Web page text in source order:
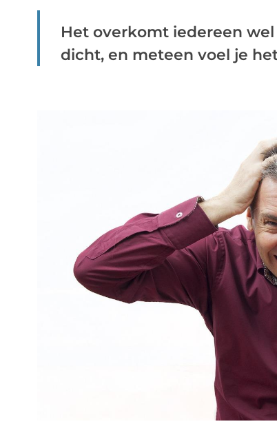
Het overkomt iedereen
dicht, en meteen voel je